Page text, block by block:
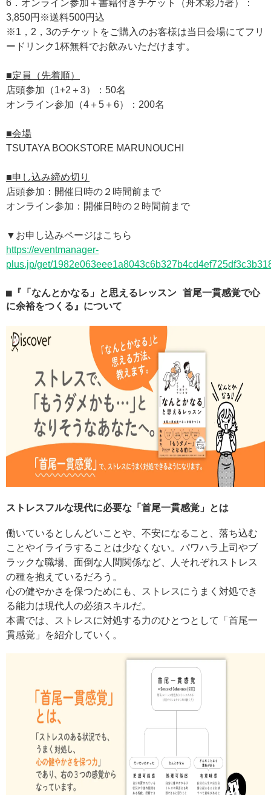
6．オンライン参加＋書籍付きチケット（舟木彩乃著）：
3,850円※送料500円込
※1，2，3のチケットをご購入のお客様は当日会場にてフリ
ードリンク1杯無料でお飲みいただけます。
■定員（先着順）
店頭参加（1+2＋3）：50名
オンライン参加（4＋5＋6）：200名
■会場
TSUTAYA BOOKSTORE MARUNOUCHI
■申し込み締め切り
店頭参加：開催日時の２時間前まで
オンライン参加：開催日時の２時間前まで
▼お申し込みページはこちら
https://eventmanager-
plus.jp/get/
『「なんとかなる」と思えるレッスン 首尾一貫感覚で心
に余裕をつくる』について
ストレスフルな現代に必要な「首尾一貫感覚」とは
働いているとしんどいことや、不安になること、落ち込む
ことやイライラすることは少なくない。パワハラ上司やブ
ラックな職場、面倒な人間関係など、人それぞれストレス
の種を抱えているだろう。
心の健やかさを保つためにも、ストレスにうまく対処でき
る能力は現代人の必須スキルだ。
本書では、ストレスに対処する力のひとつとして「首尾一
貫感覚」を紹介していく。